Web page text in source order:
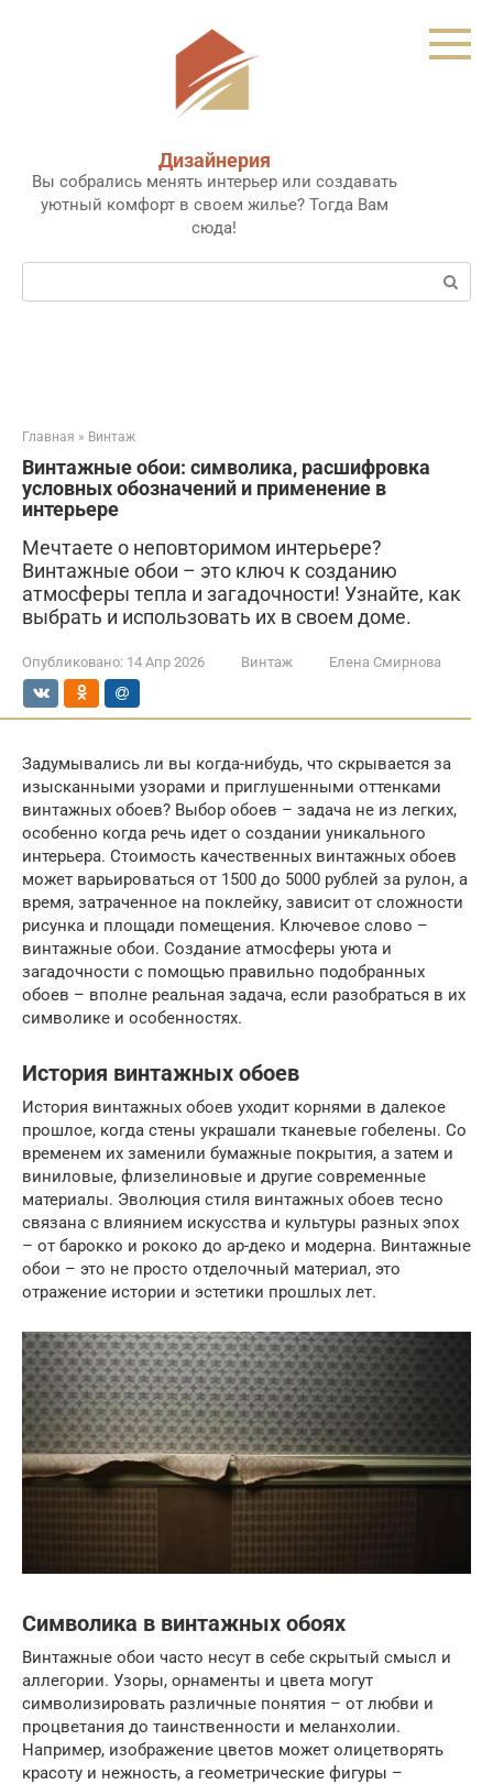
Дизайнерия
Вы собрались менять интерьер или создавать
уютный комфорт в своем жилье? Тогда Вам
сюда!
Поиск:
Главная » Винтаж
Винтажные обои: символика, расшифровка
условных обозначений и применение в
интерьере
Мечтаете о неповторимом интерьере?
Винтажные обои – это ключ к созданию
атмосферы тепла и загадочности! Узнайте, как
выбрать и использовать их в своем доме.
Опубликовано: 14 Апр 2026 Винтаж Елена Смирнова
Задумывались ли вы когда-нибудь, что скрывается за
изысканными узорами и приглушенными оттенками
винтажных обоев? Выбор обоев – задача не из легких,
особенно когда речь идет о создании уникального
интерьера. Стоимость качественных винтажных обоев
может варьироваться от 1500 до 5000 рублей за рулон, а
время, затраченное на поклейку, зависит от сложности
рисунка и площади помещения. Ключевое слово –
винтажные обои. Создание атмосферы уюта и
загадочности с помощью правильно подобранных
обоев – вполне реальная задача, если разобраться в их
символике и особенностях.
История винтажных обоев
История винтажных обоев уходит корнями в далекое
прошлое, когда стены украшали тканевые гобелены. Со
временем их заменили бумажные покрытия, а затем и
виниловые, флизелиновые и другие современные
материалы. Эволюция стиля винтажных обоев тесно
связана с влиянием искусства и культуры разных эпох
– от барокко и рококо до ар-деко и модерна. Винтажные
обои – это не просто отделочный материал, это
отражение истории и эстетики прошлых лет.
Символика в винтажных обоях
Винтажные обои часто несут в себе скрытый смысл и
аллегории. Узоры, орнаменты и цвета могут
символизировать различные понятия – от любви и
процветания до таинственности и меланхолии.
Например, изображение цветов может олицетворять
красоту и нежность, а геометрические фигуры –